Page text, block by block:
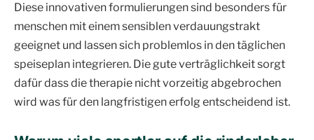
Diese innovativen formulierungen sind besonders für
menschen mit einem sensiblen verdauungstrakt
geeignet und lassen sich problemlos in den täglichen
speiseplan integrieren. Die gute verträglichkeit sorgt
dafür dass die therapie nicht vorzeitig abgebrochen
wird was für den langfristigen erfolg entscheidend ist.